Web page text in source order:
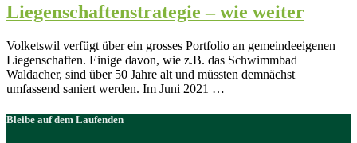
Liegenschaftenstrategie – wie weiter
Volketswil verfügt über ein grosses Portfolio an gemeindeeigenen
Liegenschaften. Einige davon, wie z.B. das Schwimmbad
Waldacher, sind über 50 Jahre alt und müssten demnächst
umfassend saniert werden. Im Juni 2021 …
Bleibe auf dem Laufenden